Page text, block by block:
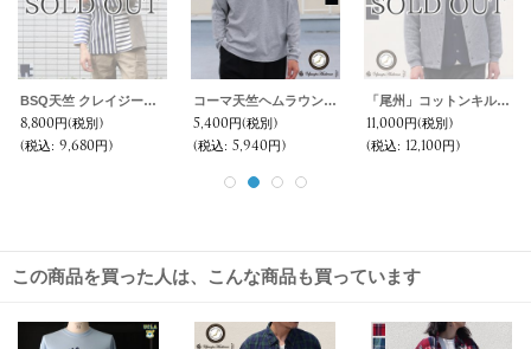
ギャバジンストレッチ コーチジャケット【MADE IN JAPAN】 『日本製』【送料無料】 / Upscape Audience
13,800円(税別)
(税込: 15,180円)
ボンバーヒート爆暖裏起毛ノーカラースナップジャケット【MADE IN JAPAN】『日本製 / Upscape Audience
9,800円(税別)
(税込: 10,780円)
【RE PRICE / 価格改定】ギャバジンストレッチG9ジャケット【MADE IN JAPAN】『日本製』/ Upscape Audience
8,000円(税別)
(税込: 8,800円)
この商品を買った人は、こんな商品も買っています